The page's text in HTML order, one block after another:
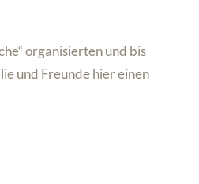
organisierten und bis
und Freunde hier einen